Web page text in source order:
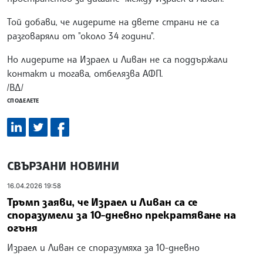
Той добави, че лидерите на двете страни не са
разговаряли от "около 34 години".
Но лидерите на Израел и Ливан не са поддържали
контакт и тогава, отбелязва АФП.
/ВД/
СПОДЕЛЕТЕ
СВЪРЗАНИ НОВИНИ
16.04.2026 19:58
Тръмп заяви, че Израел и Ливан са се
споразумели за 10-дневно прекратяване на
огъня
Израел и Ливан се споразумяха за 10-дневно